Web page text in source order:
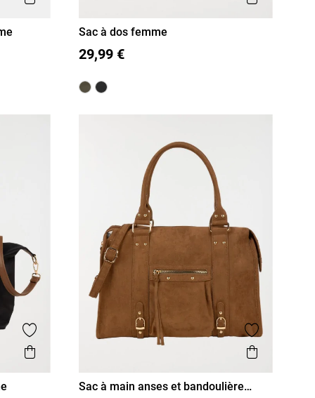
T U
Sac à dos femme
29,99 €
Ajouter aux favoris
Aperçu rapide Ajouter
Aperçu
Sac à main anses et bandoulière